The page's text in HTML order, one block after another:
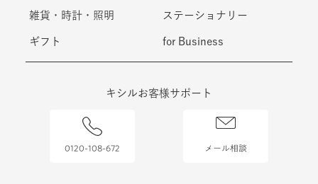
雑貨・時計・照明 ステーショナリー
ギフト for Business
キシルお客様サポート
0120-108-672 メール相談